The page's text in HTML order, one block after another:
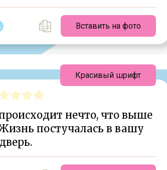
Вставить на фото
нечто, что выше
Жизнь постучалась в вашу
дверь.
Красивый шрифт